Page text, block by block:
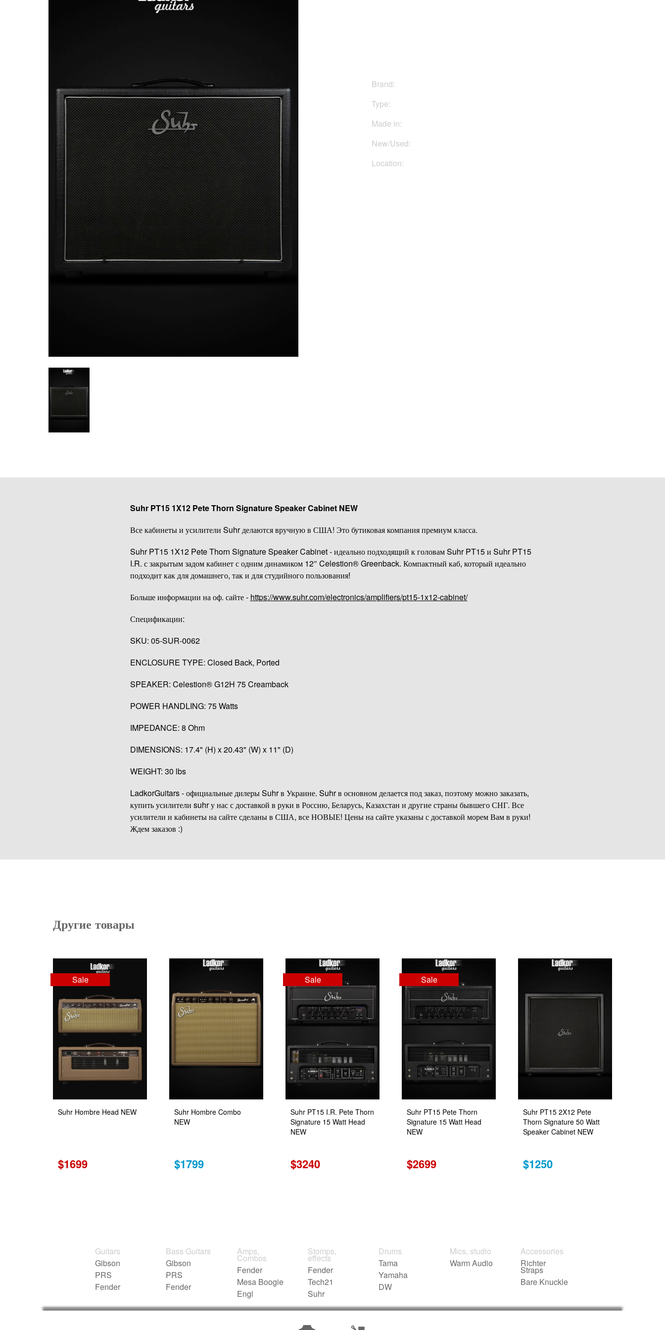
Brand:
Type:
Made in:
New/Used:
Location:
Suhr PT15 1X12 Pete Thorn Signature Speaker Cabinet NEW
Все кабинеты и усилители Suhr делаются вручную в США! Это бутиковая компания премиум класса.
Suhr PT15 1X12 Pete Thorn Signature Speaker Cabinet - идеально подходящий к головам Suhr PT15 и Suhr PT15
I.R. с закрытым задом кабинет с одним динамиком 12″ Celestion® Greenback. Компактный каб, который идеально
подходит как для домашнего, так и для студийного пользования!
Больше информации на оф. сайте - https://www.suhr.com/electronics/amplifiers/pt15-1x12-cabinet/
Спецификации:
SKU: 05-SUR-0062
ENCLOSURE TYPE: Closed Back, Ported
SPEAKER: Celestion® G12H 75 Creamback
POWER HANDLING: 75 Watts
IMPEDANCE: 8 Ohm
DIMENSIONS: 17.4" (H) x 20.43" (W) x 11" (D)
WEIGHT: 30 lbs
LadkorGuitars - официальные дилеры Suhr в Украине. Suhr в основном делается под заказ, поэтому можно заказать,
купить усилители suhr у нас с доставкой в руки в Россию, Беларусь, Казахстан и другие страны бывшего СНГ. Все
усилители и кабинеты на сайте сделаны в США, все НОВЫЕ! Цены на сайте указаны с доставкой морем Вам в руки!
Ждем заказов :)
Другие товары
Sale
Suhr Hombre Head NEW
$1699
Suhr Hombre Combo
NEW
$1799
Sale
Suhr PT15 I.R. Pete Thorn
Signature 15 Watt Head
NEW
$3240
Sale
Suhr PT15 Pete Thorn
Signature 15 Watt Head
NEW
$2699
Suhr PT15 2X12 Pete
Thorn Signature 50 Watt
Speaker Cabinet NEW
$1250
Guitars
Gibson
PRS
Fender
Bass Guitars
Gibson
PRS
Fender
Amps,
Combos
Fender
Mesa Boogie
Engl
Stomps,
effects
Fender
Tech21
Suhr
Drums
Tama
Yamaha
DW
Mics, studio
Warm Audio
Accessories
Richter
Straps
Bare Knuckle